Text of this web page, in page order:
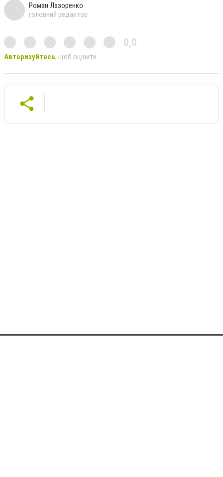
Роман Лазоренко
головний редактор
0,0
Авторизуйтесь, щоб оцінити